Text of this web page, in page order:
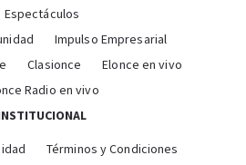
Espectáculos
Impulso Empresarial
Clasionce
Elonce en vivo
Radio en vivo
Términos y Condiciones